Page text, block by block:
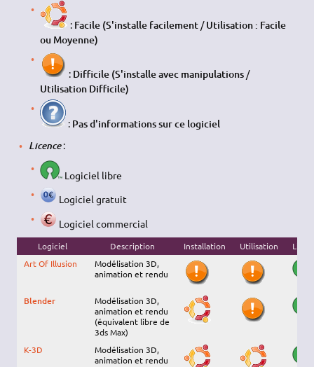
: Facile (S'installe facilement /Utilisation : Facile
ou Moyenne)
: Difficile (S'installe avec manipulations /
Utilisation Difficile)
: Pas d'informations sur ce logiciel
Licence:
Logiciel libre
Logiciel gratuit
Logiciel commercial
Logiciel Description Installation Utilisation
Art Of Illusion
Modélisation 3D,
animation et rendu
Blender
Modélisation 3D,
animation et rendu
(équivalent libre de
3ds Max)
K-3D
Modélisation 3D,
animation et rendu